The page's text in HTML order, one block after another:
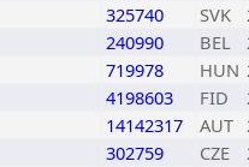
325740 SVK
240990 BEL
719978 HUN
4198603 FID
14142317 AUT
302759 CZE